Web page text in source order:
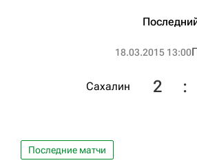
18.03.2015 13:00
Сахалин 2 :
Последние матчи